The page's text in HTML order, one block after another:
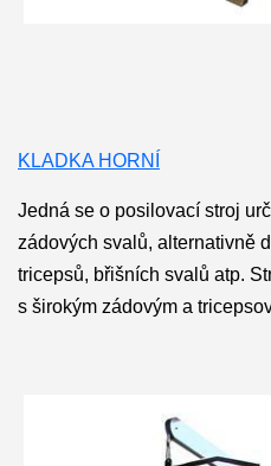
KLADKA HORNÍ
Jedná se o posilovací stroj
zádových svalů, alternativně
tricepsů, břišních svalů atp.
s širokým zádovým a